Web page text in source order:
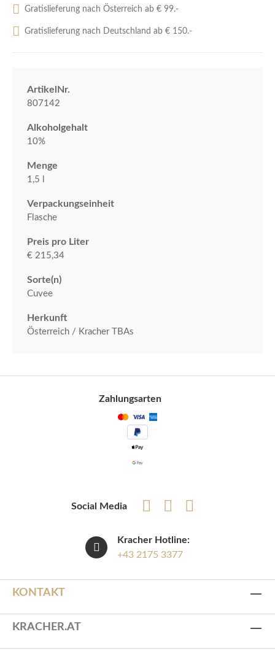
Gratislieferung nach Österreich ab € 99.-
Gratislieferung nach Deutschland ab € 150.-
ArtikelNr.
807142
Alkoholgehalt
10%
Menge
1,5 l
Verpackungseinheit
Flasche
Preis pro Liter
€ 215,34
Sorte(n)
Cuvee
Herkunft
Österreich / Kracher TBAs
Zahlungsarten
Social Media
Kracher Hotline:
+43 2175 3377
KONTAKT
KRACHER.AT